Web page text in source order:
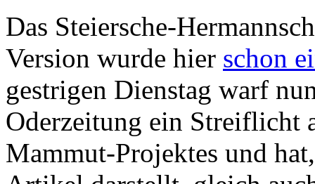
Das Steiersche-
Version wurde hier schon
gestrigen Dienstag warf
Oderzeitung ein Streiflicht
Mammut-Projektes und